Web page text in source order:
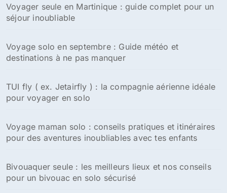
Voyager seule en Martinique : guide complet pour un
séjour inoubliable
Voyage solo en septembre : Guide météo et
destinations à ne pas manquer
TUI fly ( ex. Jetairfly ) : la compagnie aérienne idéale
pour voyager en solo
Voyage maman solo : conseils pratiques et itinéraires
pour des aventures inoubliables avec tes enfants
Bivouaquer seule : les meilleurs lieux et nos conseils
pour un bivouac en solo sécurisé